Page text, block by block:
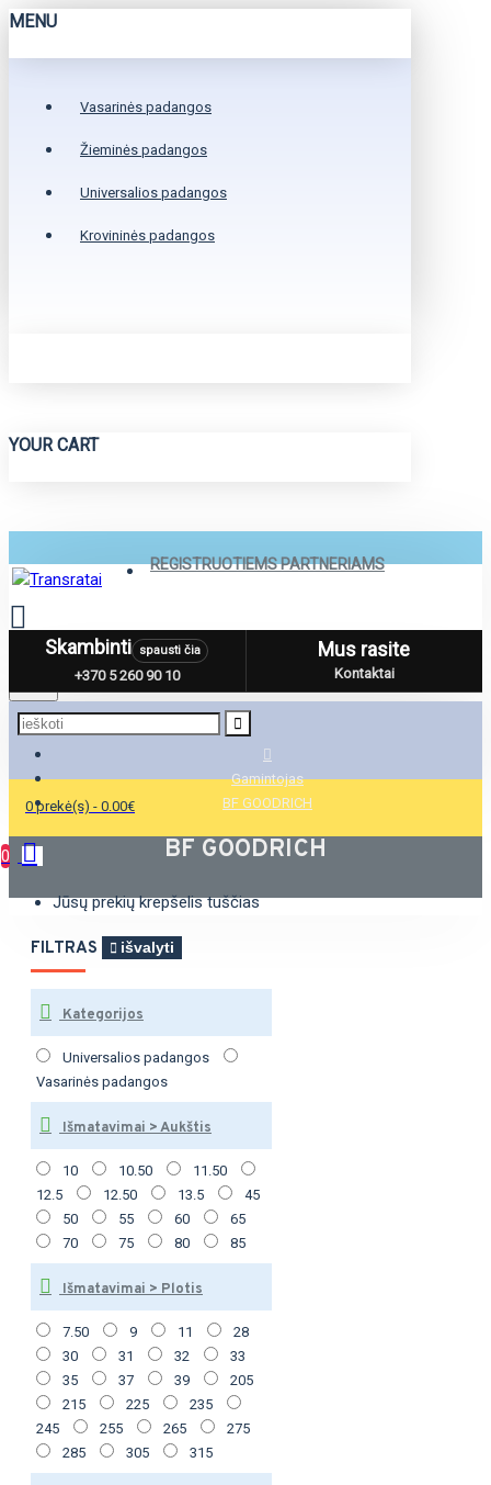
MENU
Vasarinės padangos
Žieminės padangos
Universalios padangos
Krovininės padangos
YOUR CART
REGISTRUOTIEMS PARTNERIAMS
Menu
0 prekė(s) - 0.00€
0
Jūsų prekių krepšelis tuščias
Skambinti spausti čia
+370 5 260 90 10
Mus rasite
Kontaktai
Gamintojas
BF GOODRICH
BF GOODRICH
FILTRAS išvalyti
Kategorijos
Universalios padangos
Vasarinės padangos
Išmatavimai > Aukštis
10 10.50
11.50
12.5
12.50 13.5
45
50
55 60
65
70
75 80 85
Išmatavimai > Plotis
7.50 9 11
28
30
31 32
33
35
37 39
205
215
225
235
245
255 265
275
285
305 315